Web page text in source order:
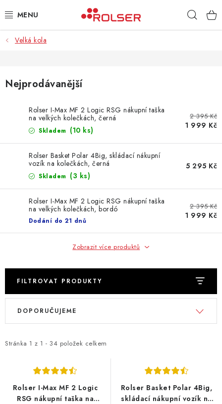
na
TAŠKY NA KOLEČKÁCH
KLASICKÉ TAŠKY
PŘÍSLUŠENSTVÍ
Kontakt Obchodní podmínky
Velká kola
Nejprodávanější
Rolser I-Max MF 2 Logic RSG nákupní taška
na velkých kolečkách, černá
Skladem (10 ks)
2 395 Kč
1 999 Kč
Rolser Basket Polar 4Big, skládací nákupní
vozík na kolečkách, černá
Skladem (3 ks)
5 295 Kč
Rolser I-Max MF 2 Logic RSG nákupní taška
na velkých kolečkách, bordó
Dodání do 21 dnů
2 395 Kč
1 999 Kč
Zobrazit více produktů
FILTROVAT PRODUKTY
V
i
Stránka 1 z 1 - 34 položek celkem
Ř
e
DOPORUČUJEME
Rolser I-Max MF 2 Logic
RSG nákupní taška na
Rolser Basket Polar 4Big,
skládací nákupní vozík na